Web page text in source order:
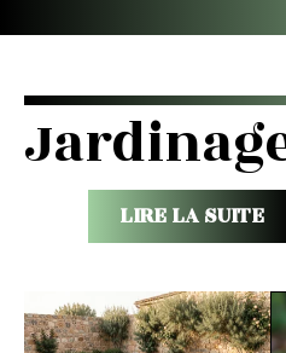
LIRE LA SUITE